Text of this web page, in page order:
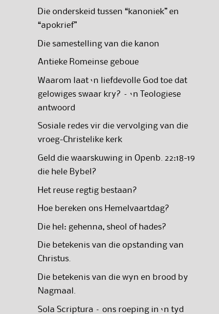
Die onderskeid tussen “kanoniek” en
“apokrief”
Die samestelling van die kanon
Antieke Romeinse geboue
Waarom laat ‘n liefdevolle God toe dat
gelowiges swaar kry? – ‘n Teologiese
antwoord
Sosiale redes vir die vervolging van die
vroeg-Christelike kerk
Geld die waarskuwing in Openb. 22:18-19
die hele Bybel?
Het reuse regtig bestaan?
Hoe bereken ons Hemelvaartdag?
Die hel: gehenna, sheol of hades?
Die betekenis van die opstanding van
Christus.
Die betekenis van die wyn en brood by
Nagmaal.
Sola Scriptura – ons roeping in ‘n tyd